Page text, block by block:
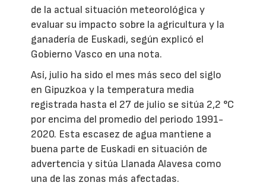
de la actual situación meteorológica y
evaluar su impacto sobre la agricultura y la
ganadería de Euskadi, según explicó el
Gobierno Vasco en una nota.
Así, julio ha sido el mes más seco del siglo
en Gipuzkoa y la temperatura media
registrada hasta el 27 de julio se sitúa 2,2 °C
por encima del promedio del periodo 1991-
2020. Esta escasez de agua mantiene a
buena parte de Euskadi en situación de
advertencia y sitúa Llanada Alavesa como
una de las zonas más afectadas.